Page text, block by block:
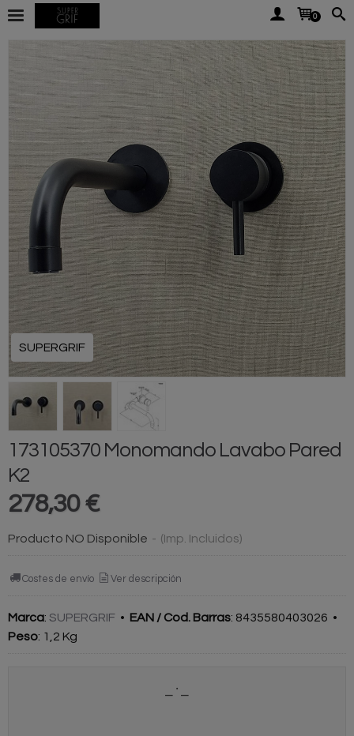
0
SUPERGRIF
173105370 Monomando Lavabo Pared
K2
278,30 €
Producto NO Disponible - (Imp. Incluidos)
Costes de envío Ver descripción
Marca: SUPERGRIF • EAN / Cod. Barras: 8435580403026 •
Peso: 1,2 Kg